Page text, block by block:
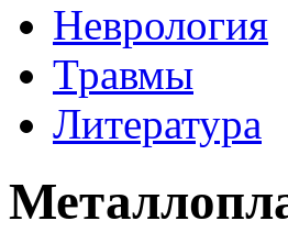
Неврология
Травмы
Литература